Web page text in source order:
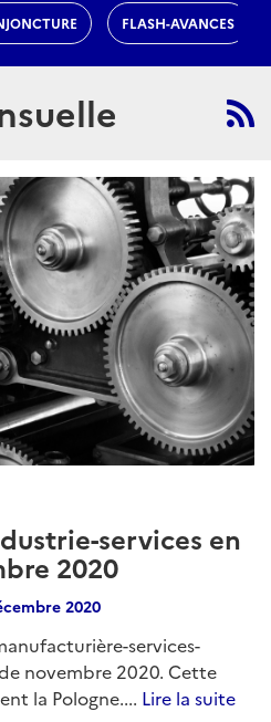
FLASH-AVANCES
services en
2020
2020
services-
novembre 2020. Cette
la Pologne.... Lire la suite